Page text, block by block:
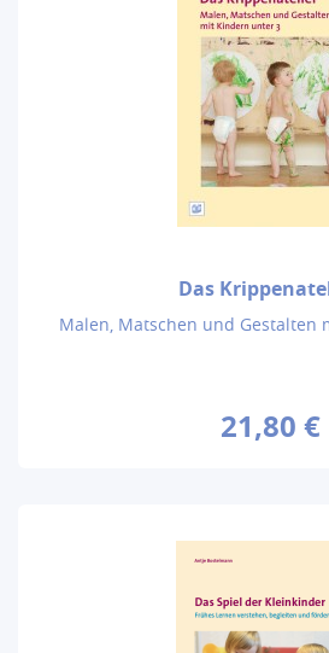
Das
Malen, Matschen und Gestalten
21,80 €